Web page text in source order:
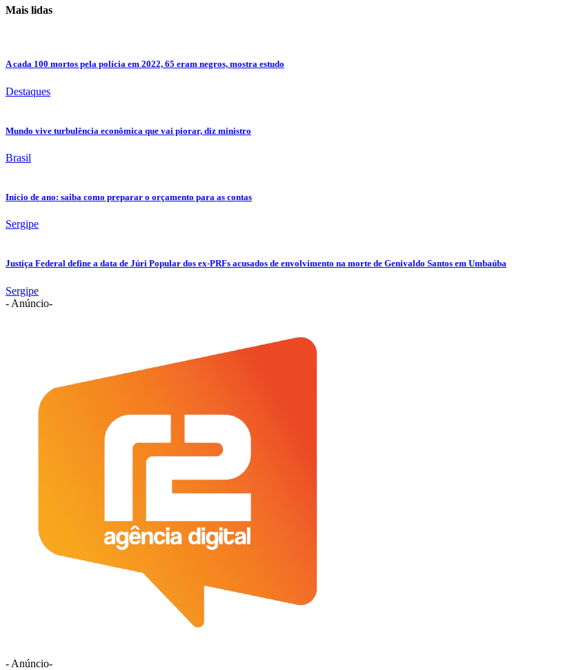
Mais lidas
A cada 100 mortos pela polícia em 2022, 65 eram negros, mostra estudo
Destaques
Mundo vive turbulência econômica que vai piorar, diz ministro
Brasil
Início de ano: saiba como preparar o orçamento para as contas
Sergipe
Justiça Federal define a data de Júri Popular dos ex-PRFs acusados de envolvimento na morte de Genivaldo Santos em Umbaúba
Sergipe
- Anúncio-
- Anúncio-